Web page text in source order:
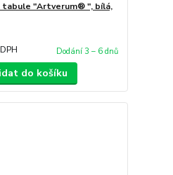
tabule "Artverum® ", bílá,
Dodání 3 – 6 dnů
do košíku